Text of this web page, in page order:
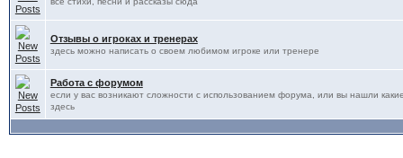
Отзывы о игроках и тренерах
здесь можно написать о своем любимом игроке или тренере
Работа с форумом
если у вас возникают сложности с использованием форума, или вы нашли
здесь